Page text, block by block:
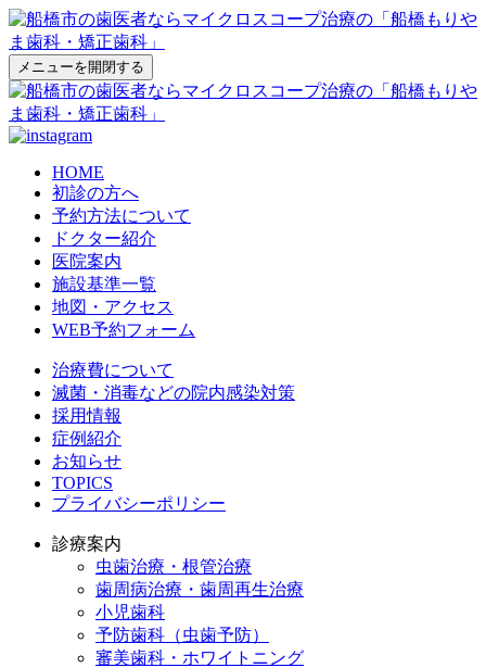
メニューを開閉する
HOME
初診の方へ
予約方法について
ドクター紹介
医院案内
施設基準一覧
地図・アクセス
WEB予約フォーム
治療費について
滅菌・消毒などの院内感染対策
採用情報
症例紹介
お知らせ
TOPICS
プライバシーポリシー
診療案内
虫歯治療・根管治療
歯周病治療・歯周再生治療
小児歯科
予防歯科（虫歯予防）
審美歯科・ホワイトニング